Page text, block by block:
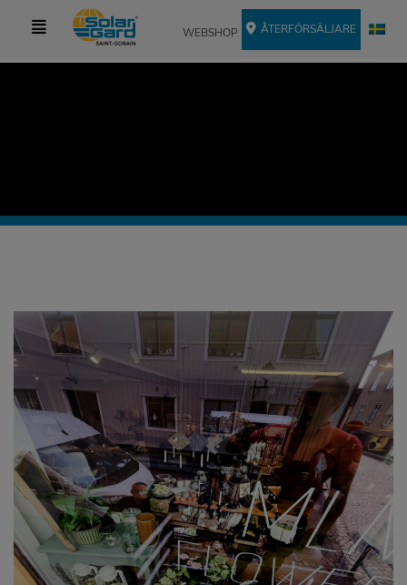
WEBSHOP ÅTERFÖRSÄLJARE
QXN 75 GER OPTIMAL KOMFORT
OCH FULL UTSIKT OCH INSYN I
BUTIKEN